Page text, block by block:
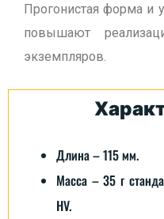
Прогонистая форма и
повышают
экземпляров.
Длина – 115 мм.
Масса – 35 г
HV.